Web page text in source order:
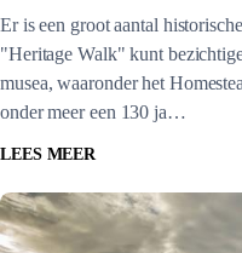
Er is een groot aantal
"Heritage Walk" kunt
musea, waaronder het
onder meer een 130 ja…
LEES MEER